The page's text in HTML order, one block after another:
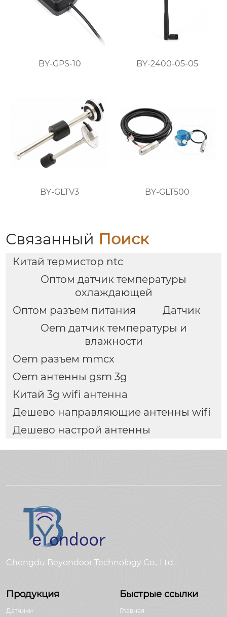
BY-GPS-10 BY-2400-05-05
BY-GLTV3 BY-GLT500
Связанный Поиск
Китай термистор ntc
Оптом датчик температуры
охлаждающей
Оптом разъем питания
Датчик
Oem датчик температуры и
влажности
Oem разъем mmcx
Oem антенны gsm 3g
Китай 3g wifi антенна
Дешево направляющие антенны wifi
Дешево настрой антенны
Chengdu Beyondoor Technology Co., Ltd.
Продукция
Датчики
Быстрые ссылки
Главная